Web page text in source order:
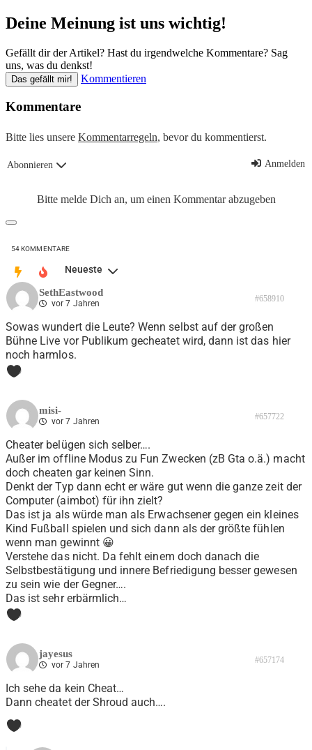
Deine Meinung ist uns wichtig!
Gefällt dir der Artikel? Hast du irgendwelche Kommentare? Sag
uns, was du denkst!
Das gefällt mir! Kommentieren
Kommentare
Bitte lies unsere Kommentarregeln, bevor du kommentierst.
Abonnieren Anmelden
Bitte melde Dich an, um einen Kommentar abzugeben
54KOMMENTARE
Neueste
SethEastwood
vor 7 Jahren #658910
Sowas wundert die Leute? Wenn selbst auf der großen
Bühne Live vor Publikum gecheatet wird, dann ist das hier
noch harmlos.
0
misi-
vor 7 Jahren #657722
Cheater belügen sich selber….
Außer im offline Modus zu Fun Zwecken (zB Gta o.ä.) macht
doch cheaten gar keinen Sinn.
Denkt der Typ dann echt er wäre gut wenn die ganze zeit der
Computer (aimbot) für ihn zielt?
Das ist ja als würde man als Erwachsener gegen ein kleines
Kind Fußball spielen und sich dann als der größte fühlen
wenn man gewinnt 😀
Verstehe das nicht. Da fehlt einem doch danach die
Selbstbestätigung und innere Befriedigung besser gewesen
zu sein wie der Gegner….
Das ist sehr erbärmlich…
0
jayesus
vor 7 Jahren #657174
Ich sehe da kein Cheat…
Dann cheatet der Shroud auch….
0